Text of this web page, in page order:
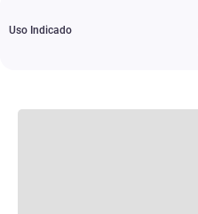
Uso Indicado